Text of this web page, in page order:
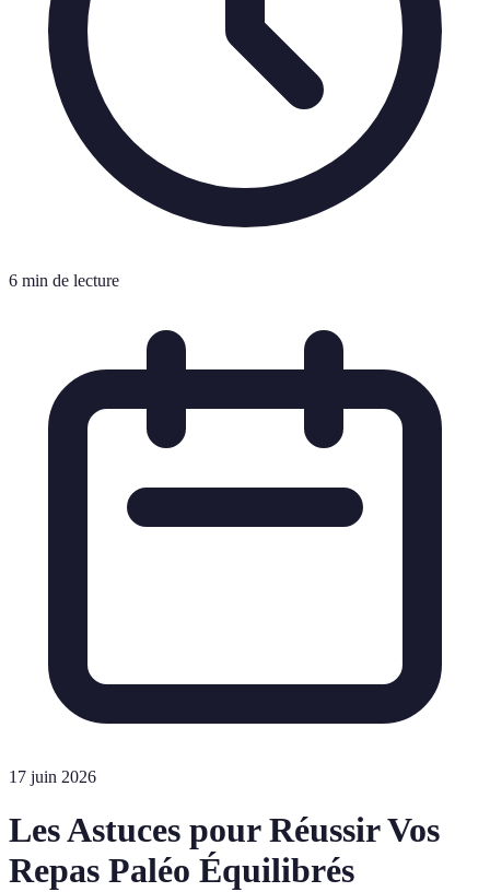
6 min de lecture
17 juin 2026
Les Astuces pour Réussir Vos
Repas Paléo Équilibrés